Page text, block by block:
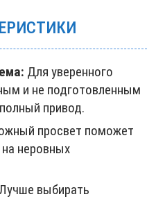
Для уверенного
и не подготовленным
привод.
просвет поможет
неровных
выбирать